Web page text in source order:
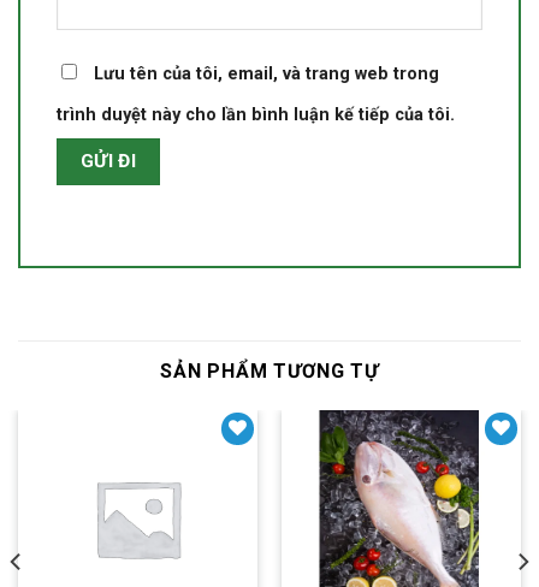
Lưu tên của tôi, email, và trang web trong
trình duyệt này cho lần bình luận kế tiếp của tôi.
SẢN PHẨM TƯƠNG TỰ
Yêu thích